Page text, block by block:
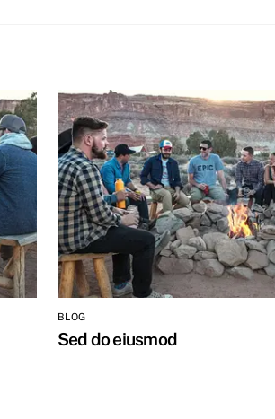
BLOG
Sed do eiusmod